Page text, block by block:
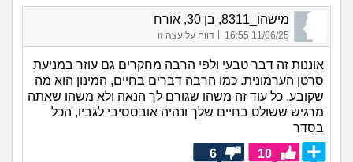
מישהו_8311, בן 30, אורח
11/06/25 16:55
| דווח על עצה זו
אוננות זה דבר טבעי ולפי הרבה מחקרים גם עוזר במניעת
סרטן הערמונית. כמו הרבה דברים בחיים, המינון הוא מה
שקובע. כל עוד זה משהו שגורם לך הנאה ולא משהו שאתה
מרגיש ששולט בחיים שלך ונהיה אובססיבי לגביו, הכל
בסדר
10
6